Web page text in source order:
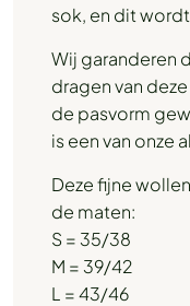
sok, en dit
Wij garanderen
dragen van
de pasvorm
is een van onze
Deze fijne
de maten:
S = 35/38
M = 39/42
L = 43/46